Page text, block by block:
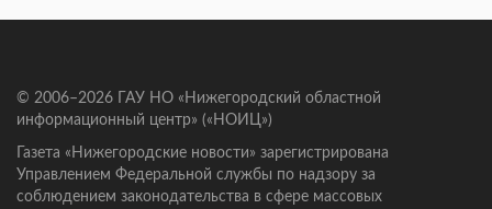
© 2006–2026 ГАУ НО «Нижегородский областной
информационный центр» («НОИЦ»)
Газета «Нижегородские новости» зарегистрирована
Управлением Федеральной службы по надзору за
соблюдением законодательства в сфере массовых